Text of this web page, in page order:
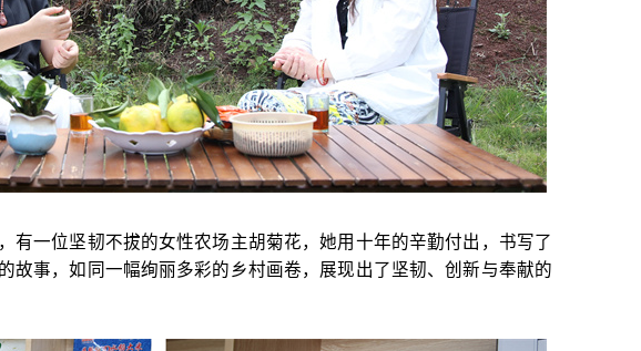
有一位坚韧不拔的女性农场主胡菊花，她用十年的辛勤付出，书写了
故事，如同一幅绚丽多彩的乡村画卷，展现出了坚韧、创新与奉献的